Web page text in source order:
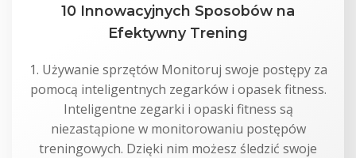
10 Innowacyjnych Sposobów na
Efektywny Trening
1. Używanie sprzętów Monitoruj swoje postępy za
pomocą inteligentnych zegarków i opasek fitness.
Inteligentne zegarki i opaski fitness są
niezastąpione w monitorowaniu postępów
treningowych. Dzięki nim możesz śledzić swoje